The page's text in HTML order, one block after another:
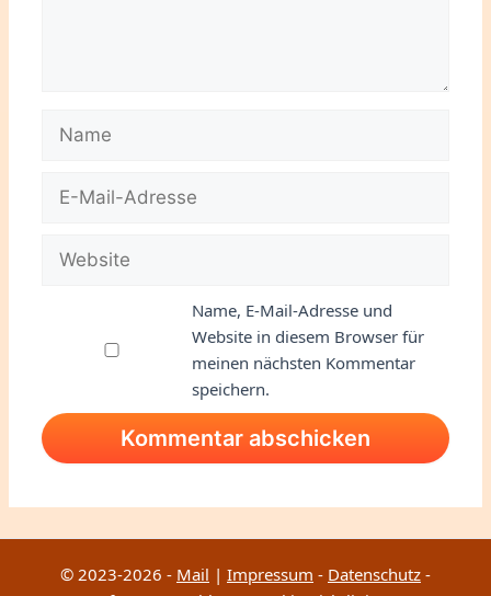
Name
Mail-
Website
Name, E-Mail-Adresse und
Website in diesem Browser für
meinen nächsten Kommentar
speichern.
© 2023-2026 - Mail | Impressum - Datenschutz -